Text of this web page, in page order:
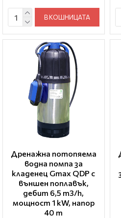
В КОШНИЦАТА
Дренажна потопяема
водна помпа за
кладенец Gmax QDP с
външен поплавък,
дебит 6,5 m3/h,
мощност 1 kW, напор
40 m